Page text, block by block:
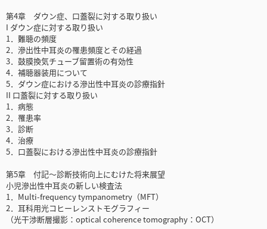
第4章 ダウン症、口蓋裂に対する取り扱い
I ダウン症に対する取り扱い
1．難聴の頻度
2．滲出性中耳炎の罹患頻度とその経過
3．鼓膜換気チューブ留置術の有効性
4．補聴器装用について
5．ダウン症における滲出性中耳炎の診療指針
II 口蓋裂に対する取り扱い
1．病態
2．罹患率
3．診断
4．治療
5．口蓋裂における滲出性中耳炎の診療指針
第5章 付記〜診断技術向上にむけた将来展望
小児滲出性中耳炎の新しい検査法
1．Multi-frequency tympanometry（MFT）
2．耳科用光コヒーレンストモグラフィー
（光干渉断層撮影：optical coherence tomography：OCT）